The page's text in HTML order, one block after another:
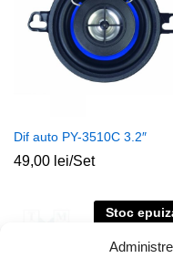
Dif auto PY-3510C 3.2″
49,00 lei/Set
Stoc